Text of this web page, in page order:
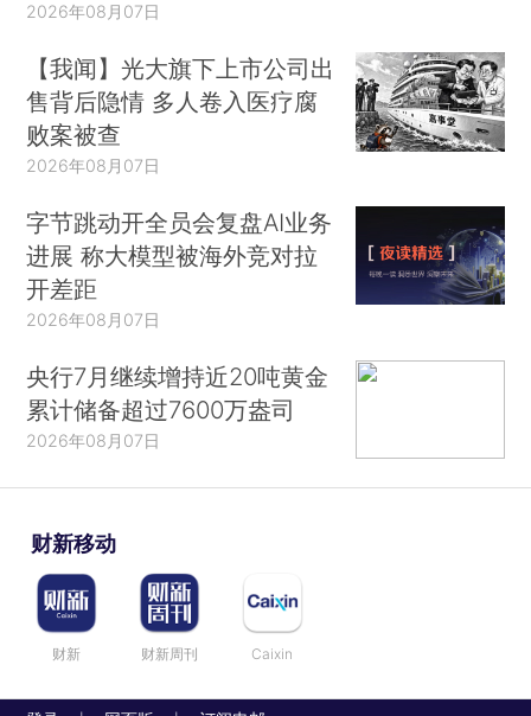
2026年08月07日
【我闻】光大旗下上市公司出
售背后隐情 多人卷入医疗腐
败案被查
2026年08月07日
字节跳动开全员会复盘AI业务
进展 称大模型被海外竞对拉
开差距
2026年08月07日
央行7月继续增持近20吨黄金
累计储备超过7600万盎司
2026年08月07日
财新移动
财新 财新周刊 Caixin